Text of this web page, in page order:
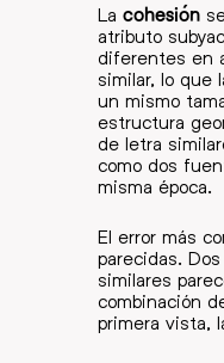
Lacohesión
atributo
diferentes en
similar, lo que
un mismo
estructura
de letra
como dos
misma época.
El error más
parecidas.
similares
combinación
primera vista,